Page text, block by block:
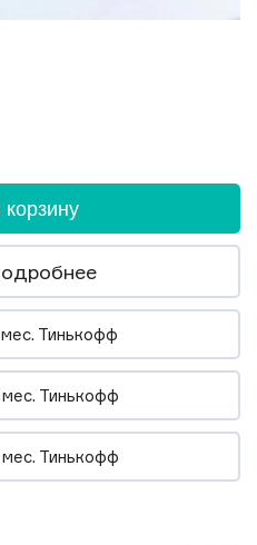
корзину
Тинькофф
Тинькофф
Тинькофф